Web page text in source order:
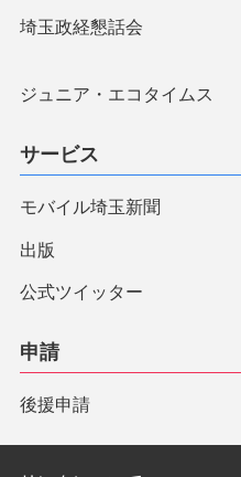
埼玉政経懇話会
ジュニア・エコタイムス
サービス
モバイル埼玉新聞
出版
公式ツイッター
申請
後援申請